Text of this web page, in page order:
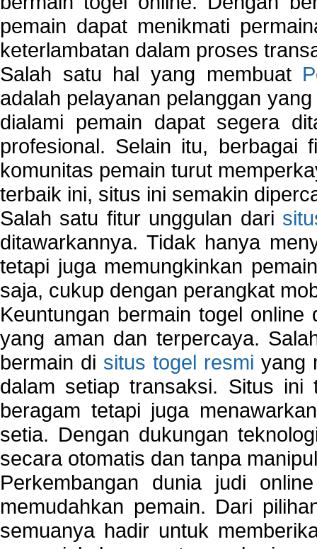
pemain dapat menikmati
keterlambatan dalam proses
Salah satu hal yang membuat
adalah pelayanan pelanggan
dialami pemain dapat segera
profesional. Selain itu, berbagai
komunitas pemain turut
terbaik ini, situs ini semakin
Salah satu fitur unggulan dari
ditawarkannya. Tidak hanya
tetapi juga memungkinkan
saja, cukup dengan perangkat
Keuntungan bermain togel
yang aman dan terpercaya.
bermain di situs togel resmi yang
dalam setiap transaksi. Situs ini
beragam tetapi juga
setia. Dengan dukungan
secara otomatis dan tanpa
Perkembangan dunia judi
memudahkan pemain. Dari
semuanya hadir untuk